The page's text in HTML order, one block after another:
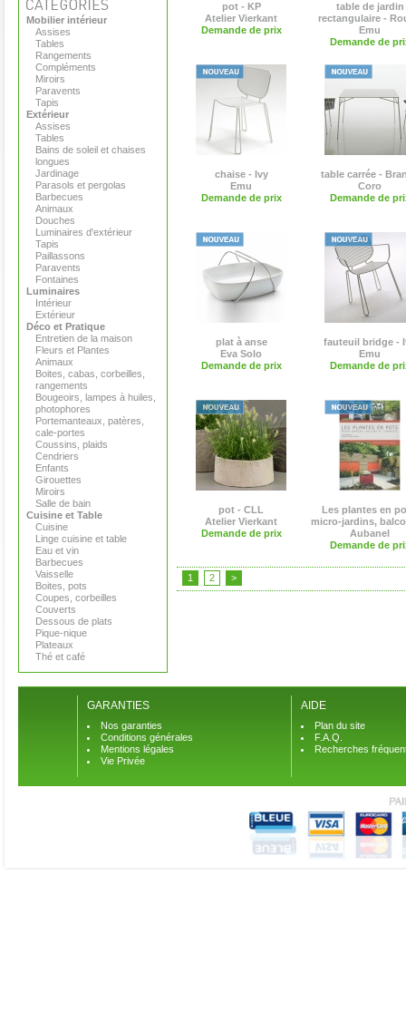
Mobilier intérieur
Assises
Tables
Rangements
Compléments
Miroirs
Paravents
Tapis
Extérieur
Assises
Tables
Bains de soleil et chaises
longues
Jardinage
Parasols et pergolas
Barbecues
Animaux
Douches
Luminaires d'extérieur
Tapis
Paillassons
Paravents
Fontaines
Luminaires
Intérieur
Extérieur
Déco et Pratique
Entretien de la maison
Fleurs et Plantes
Animaux
Boites, cabas, corbeilles,
rangements
Bougeoirs, lampes à huiles,
photophores
Portemanteaux, patères,
cale-portes
Coussins, plaids
Cendriers
Enfants
Girouettes
Miroirs
Salle de bain
Cuisine et Table
Cuisine
Linge cuisine et table
Eau et vin
Barbecues
Vaisselle
Boites, pots
Coupes, corbeilles
Couverts
Dessous de plats
Pique-nique
Plateaux
Thé et café
pot - KP
Atelier Vierkant
Demande de prix
table de jardin
rectangulaire -
Emu
Demande de
chaise - Ivy
Emu
Demande de prix
table carrée -
Coro
Demande de
plat à anse
Eva Solo
Demande de prix
fauteuil bridge -
Emu
Demande de
pot - CLL
Atelier Vierkant
Demande de prix
Les plantes en
micro-jardins,
Aubanel
Demande de
1 2 >
GARANTIES
Nos garanties
Conditions générales
Mentions légales
Vie Privée
AIDE
Plan du site
F.A.Q.
Recherches